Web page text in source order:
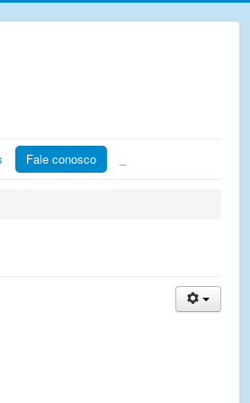
Fale conosco